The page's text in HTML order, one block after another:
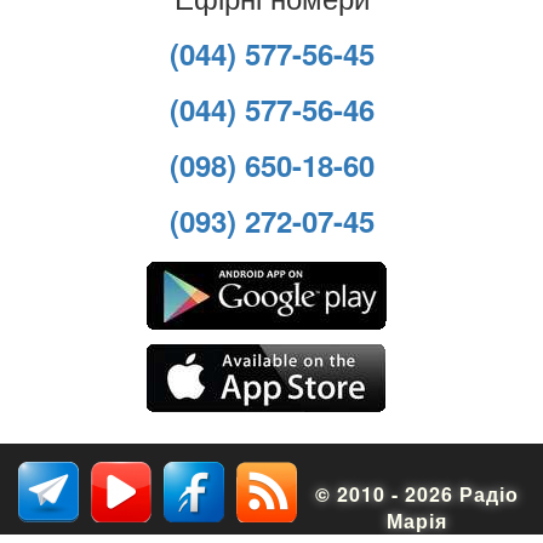
(044) 577-56-45
(044) 577-56-46
(098) 650-18-60
(093) 272-07-45
© 2010 - 2026 Радіо
Марія